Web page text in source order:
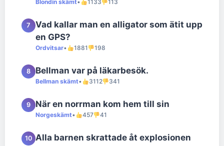
Blondin skämt• 1133 113
7
Vad kallar man en alligator som ätit upp
en GPS?
Ordvitsar• 1881 198
8 Bellman var på läkarbesök.
Bellman skämt• 3112 341
9 När en norrman kom hem till sin
Norgeskämt• 457 41
10 Alla barnen skrattade åt explosionen